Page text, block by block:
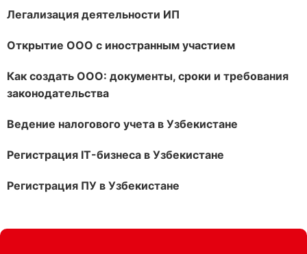
Легализация деятельности ИП
Открытие ООО с иностранным участием
Как создать ООО: документы, сроки и требования
законодательства
Ведение налогового учета в Узбекистане
Регистрация IT-бизнеса в Узбекистане
Регистрация ПУ в Узбекистане